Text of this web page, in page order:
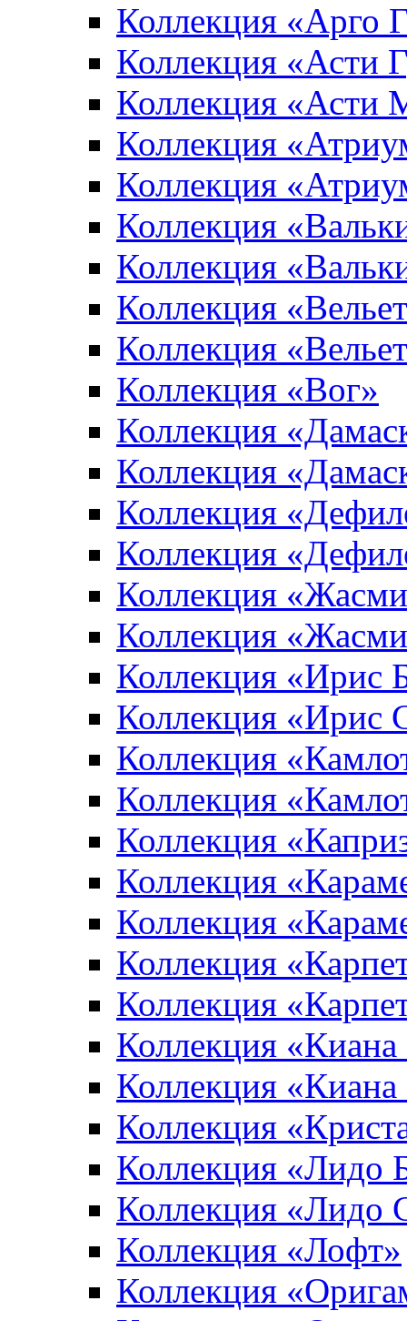
Коллекция «Арго
Коллекция «Асти
Коллекция «Асти
Коллекция
Коллекция
Коллекция
Коллекция
Коллекция
Коллекция
Коллекция «Вог»
Коллекция
Коллекция
Коллекция
Коллекция
Коллекция
Коллекция
Коллекция «Ирис
Коллекция «Ирис
Коллекция
Коллекция
Коллекция
Коллекция
Коллекция
Коллекция
Коллекция
Коллекция
Коллекция
Коллекция
Коллекция «Лидо
Коллекция «Лидо
Коллекция «Лофт»
Коллекция